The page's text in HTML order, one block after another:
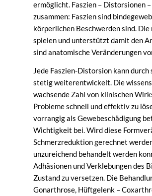
ermöglicht. Faszien – Distorsionen
zusammen: Faszien sind
körperlichen Beschwerden sind.
spielen und unterstützt damit den
sind anatomische Veränderungen
Jede Faszien-Distorsion kann
stetig weiterentwickelt. Die
wachsende Zahl von klinischen
Probleme schnell und effektiv zu
vorrangig als Gewebeschädigung
Wichtigkeit bei. Wird diese
Schmerzreduktion gerechnet
unzureichend behandelt werden
Adhäsionen und Verklebungen des
Zustand zu versetzen. Die
Gonarthrose, Hüftgelenk –